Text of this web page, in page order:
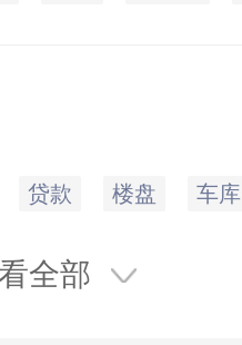
贷款 楼盘 车库
全部